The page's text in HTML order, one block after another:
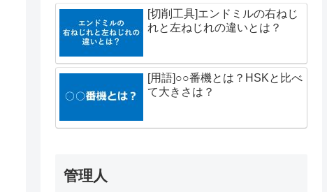
[切削工具]エンドミルの右ねじ
れと左ねじれの違いとは？
[用語]○○番機とは？HSKと比べ
て大きさは？
管理人